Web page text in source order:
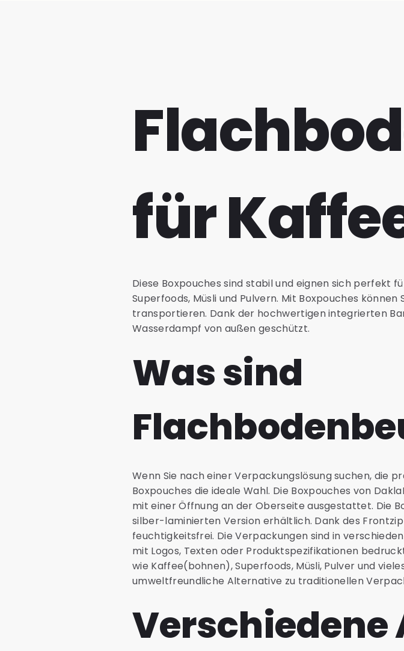
für
Diese Boxpouches sind stabil und eignen sich perfekt
Superfoods, Müsli und Pulvern. Mit Boxpouches
transportieren. Dank der hochwertigen integrierten
Wasserdampf von außen geschützt.
Was sind
Wenn Sie nach einer Verpackungslösung suchen, die
Boxpouches die ideale Wahl. Die Boxpouches von
mit einer Öffnung an der Oberseite ausgestattet. Die
silber-laminierten Version erhältlich. Dank des
feuchtigkeitsfrei. Die Verpackungen sind in
mit Logos, Texten oder Produktspezifikationen
wie Kaffee(bohnen), Superfoods, Müsli, Pulver und
umweltfreundliche Alternative zu traditionellen
Verschiedene